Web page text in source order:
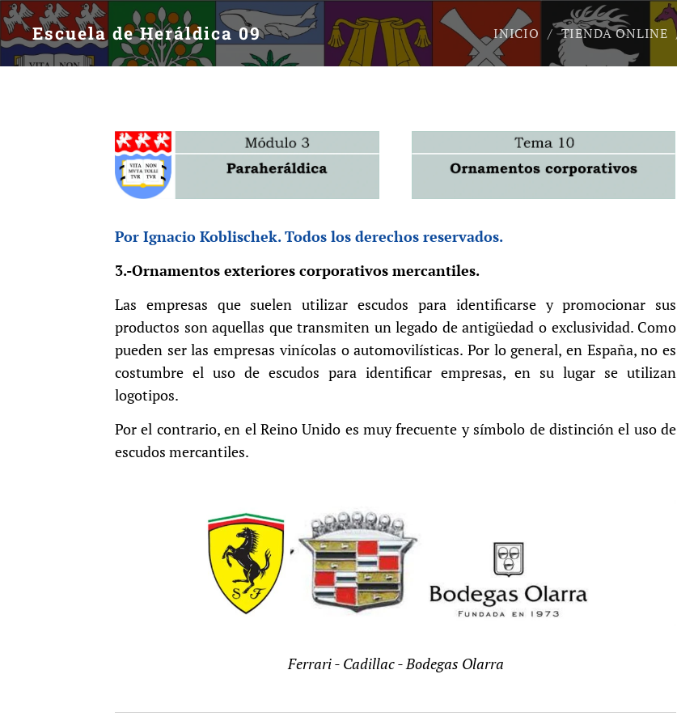
Escuela de Heráldica 09 INICIO TIENDA ONLINE
Por Ignacio Koblischek. Todos los derechos reservados.
3.-Ornamentos exteriores corporativos mercantiles.
Las empresas que suelen utilizar escudos para identificarse y promocionar sus
productos son aquellas que transmiten un legado de antigüedad o exclusividad. Como
pueden ser las empresas vinícolas o automovilísticas. Por lo general, en España, no es
costumbre el uso de escudos para identificar empresas, en su lugar se utilizan
logotipos.
Por el contrario, en el Reino Unido es muy frecuente y símbolo de distinción el uso de
escudos mercantiles.
Ferrari - Cadillac - Bodegas Olarra